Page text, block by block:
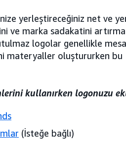
yerleştireceğiniz net ve
ve marka sadakatini
logolar genellikle
materyaller oluştururken bu
kullanırken logonuzu
(İsteğe bağlı)